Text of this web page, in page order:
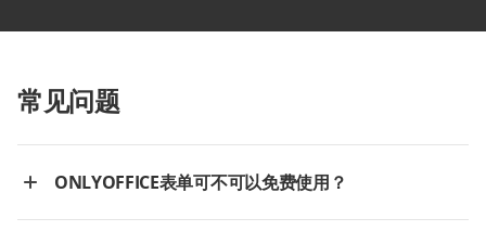
常见问题
ONLYOFFICE表单可不可以免费使用？